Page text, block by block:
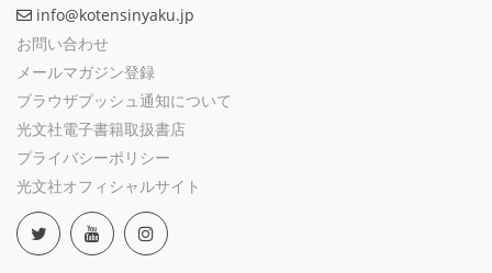
info@kotensinyaku.jp
お問い合わせ
メールマガジン登録
ブラウザプッシュ通知について
光文社電子書籍取扱書店
プライバシーポリシー
光文社オフィシャルサイト